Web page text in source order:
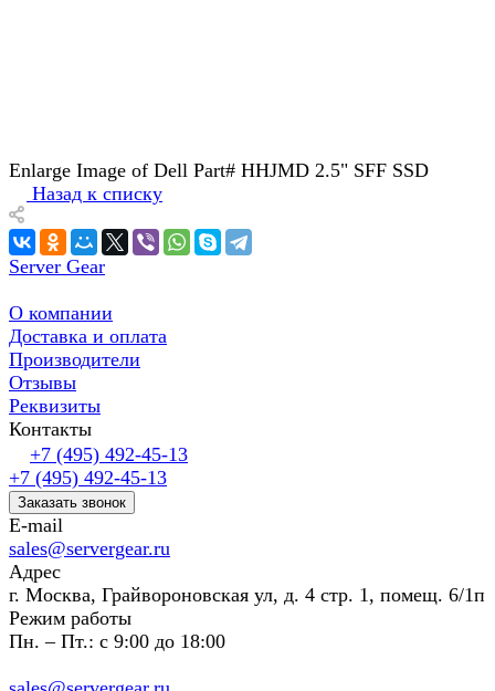
Enlarge Image of Dell Part# HHJMD 2.5" SFF SSD
Назад к списку
Server Gear
О компании
Доставка и оплата
Производители
Отзывы
Реквизиты
Контакты
+7 (495) 492-45-13
+7 (495) 492-45-13
Заказать звонок
E-mail
sales@servergear.ru
Адрес
г. Москва, Грайвороновская ул, д. 4 стр. 1, помещ. 6/1п
Режим работы
Пн. – Пт.: с 9:00 до 18:00